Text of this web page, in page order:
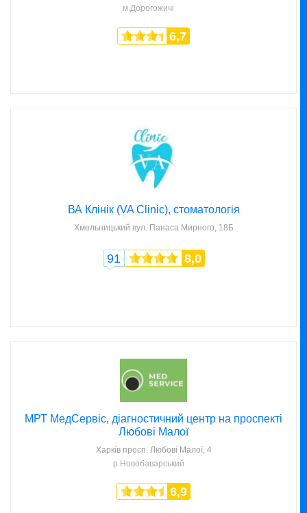
м.Дорогожичі
6,7
ВА Клінік (VA Clinic), стоматологія
Хмельницький вул. Панаса Мирного, 18Б
91 8,0
МРТ МедСервіс, діагностичний центр на проспекті
Любові Малої
Харків просп. Любові Малої, 4
р.Новобаварський
6,9